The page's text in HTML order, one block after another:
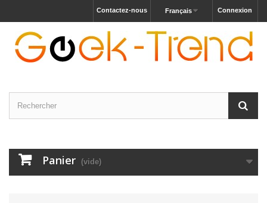
Connexion
Français
Contactez-nous
Panier (vide)